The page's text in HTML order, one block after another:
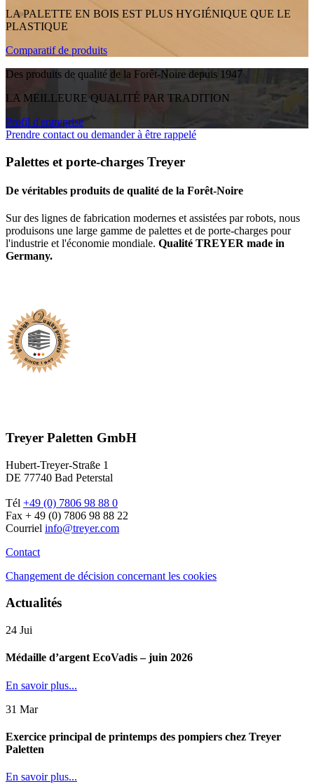
LA PALETTE EN BOIS EST PLUS HYGIÉNIQUE QUE LE
PLASTIQUE
Comparatif de produits
Des produits de qualité de la Forêt-Noire depuis 1947
LA MEILLEURE QUALITÉ PAR TRADITION
Profil d'entreprise
Prendre contact ou demander à être rappelé
Palettes et porte-charges Treyer
De véritables produits de qualité de la Forêt-Noire
Sur des lignes de fabrication modernes et assistées par robots, nous
produisons une large gamme de palettes et de porte-charges pour
l'industrie et l'économie mondiale. Qualité TREYER made in
Germany.
Treyer Paletten GmbH
Hubert-Treyer-Straße 1
DE 77740 Bad Peterstal
Tél +49 (0) 7806 98 88 0
Fax + 49 (0) 7806 98 88 22
Courriel info@treyer.com
Contact
Changement de décision concernant les cookies
Actualités
24 Jui
Médaille d’argent EcoVadis – juin 2026
En savoir plus...
31 Mar
Exercice principal de printemps des pompiers chez Treyer
Paletten
En savoir plus...